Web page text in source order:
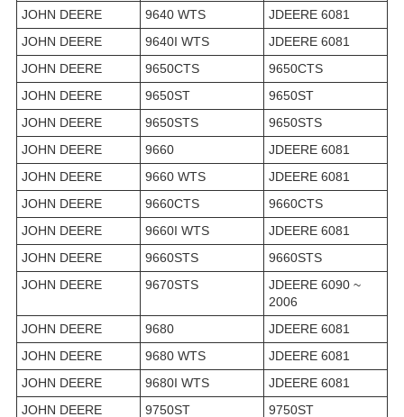
JOHN DEERE
9640 WTS
JDEERE 6081
JOHN DEERE
9640I WTS
JDEERE 6081
JOHN DEERE
9650CTS
9650CTS
JOHN DEERE
9650ST
9650ST
JOHN DEERE
9650STS
9650STS
JOHN DEERE
9660
JDEERE 6081
JOHN DEERE
9660 WTS
JDEERE 6081
JOHN DEERE
9660CTS
9660CTS
JOHN DEERE
9660I WTS
JDEERE 6081
JOHN DEERE
9660STS
9660STS
JOHN DEERE
9670STS
JDEERE 6090 ~
2006
JOHN DEERE
9680
JDEERE 6081
JOHN DEERE
9680 WTS
JDEERE 6081
JOHN DEERE
9680I WTS
JDEERE 6081
JOHN DEERE
9750ST 9750ST